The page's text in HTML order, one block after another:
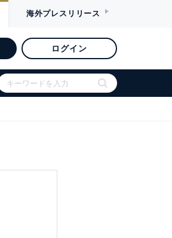
海外プレスリリース
ログイン